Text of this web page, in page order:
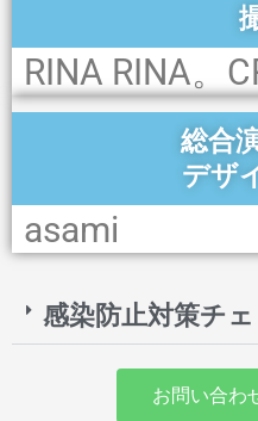
RINA RINA。
総合
デザ
asami
感染防止対策チ
お問い合わ